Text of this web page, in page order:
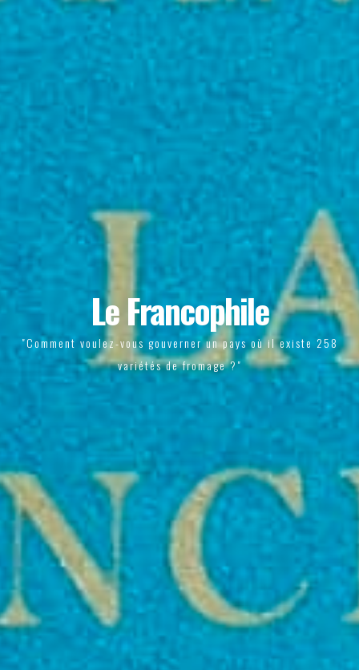
Le Francophile
"Comment voulez-vous gouverner un pays où il existe 258
variétés de fromage ?"